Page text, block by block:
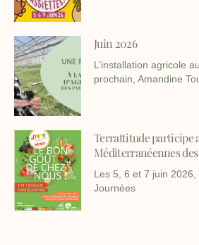
Juin 2026
L’installation agricole
prochain, Amandine
Terrattitude participe
Méditerranéennes
Les 5, 6 et 7 juin
Journées